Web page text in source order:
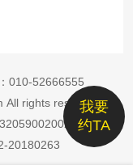
我要
约TA
010-52666555
All rights reserved
号
20180263